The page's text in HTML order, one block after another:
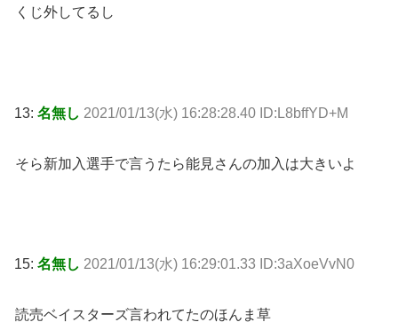
くじ外してるし
13: 名無し 2021/01/13(水) 16:28:28.40 ID:L8bffYD+M
そら新加入選手で言うたら能見さんの加入は大きいよ
15: 名無し 2021/01/13(水) 16:29:01.33 ID:3aXoeVvN0
読売ベイスターズ言われてたのほんま草